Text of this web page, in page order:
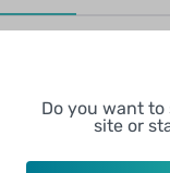
ПОДІЛИСЯ
Do you want
site or